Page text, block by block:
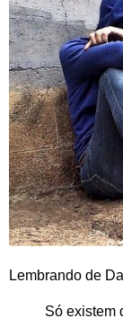
Lembrando de
Só existem